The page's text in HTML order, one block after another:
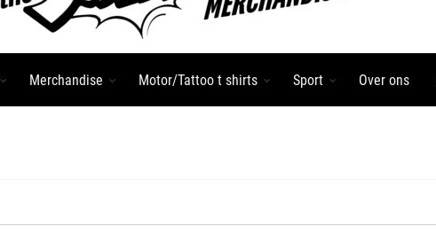
Merchandise Motor/Tattoo t shirts Sport Over ons